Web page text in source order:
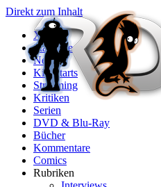
Direkt zum Inhalt
X
Startseite
News
Kinostarts
Streaming
Kritiken
Serien
DVD & Blu-Ray
Bücher
Kommentare
Comics
Rubriken